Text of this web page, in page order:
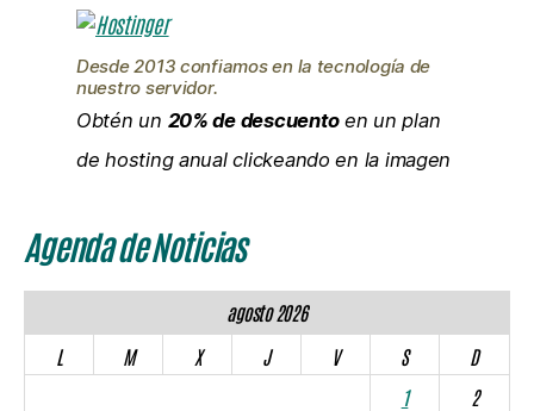
Desde 2013 confiamos en la tecnología de
nuestro servidor.
Obtén un 20% de descuentoen un plan
de hosting anual clickeando en la imagen
Agenda de Noticias
agosto 2026
L
M X J V S
D
1
2